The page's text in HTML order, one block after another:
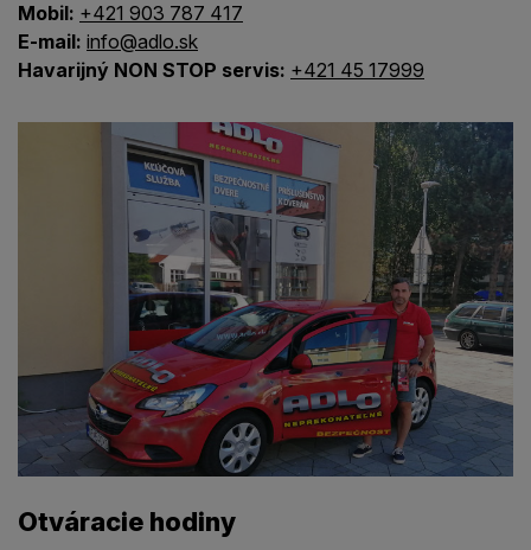
Mobil: +421 903 787 417
E-mail: info@adlo.sk
Havarijný NON STOP servis: +421 45 17999
Otváracie hodiny